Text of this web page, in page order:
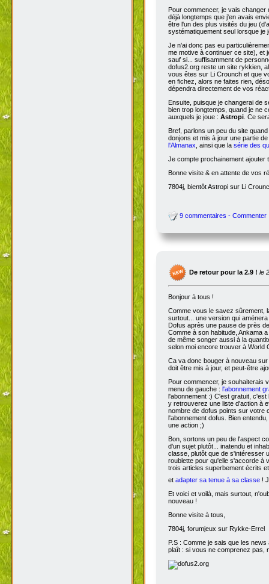
Pour commencer, je vais
déjà longtemps que j'en avais
être l'un des plus visités du jeu
systématiquement seul lorsque je
Je n'ai donc pas eu
me motive à continuer ce site), et
sauf si... suffisamment de
dofus2.org reste un site rykkien,
vous êtes sur Li Crounch et que
en fichez, alors ne faites rien,
dépendra directement de vos
Ensuite, puisque je changerai de
bien trop longtemps, quand je ne
auxquels je joue : Astropi . Ce
Bref, parlons un peu du site
donjons et mis à jour une partie
l'Almanax , ainsi que la série des
Je compte prochainement ajouter
Bonne visite & en attente de vos
7804j, bientôt Astropi sur Li
9 commentaires - Commenter
De retour pour la 2.9 ! le
Bonjour à tous !
Comme vous le savez sûrement,
surtout... une version qui
Dofus après une pause de près
Comme à son habitude, Ankama
de même songer aussi à la
selon moi encore trouver à World
Ca va donc bouger à nouveau
doit être mis à jour, et peut-être
Pour commencer, je
menu de gauche : l'abonnement
l'abonnement :) C'est gratuit,
y retrouverez une liste d'action à
nombre de dofus points sur votre
l'abonnement dofus. Bien
une action ;)
Bon, sortons un peu de l'aspect
d'un sujet plutôt... inatendu et
classe, plutôt que de s'intéresser
roublette pour qu'elle s'accorde à
trois articles superbement écrits
et adapter sa tenue à sa classe !
Et voici et voilà, mais surtout,
nouveau !
Bonne visite à tous,
7804j, forumjeux sur Rykke-Errel
P.S : Comme je sais que les
plaît : si vous ne comprenez pas,